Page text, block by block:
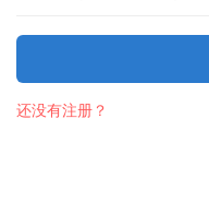
还没有注册？